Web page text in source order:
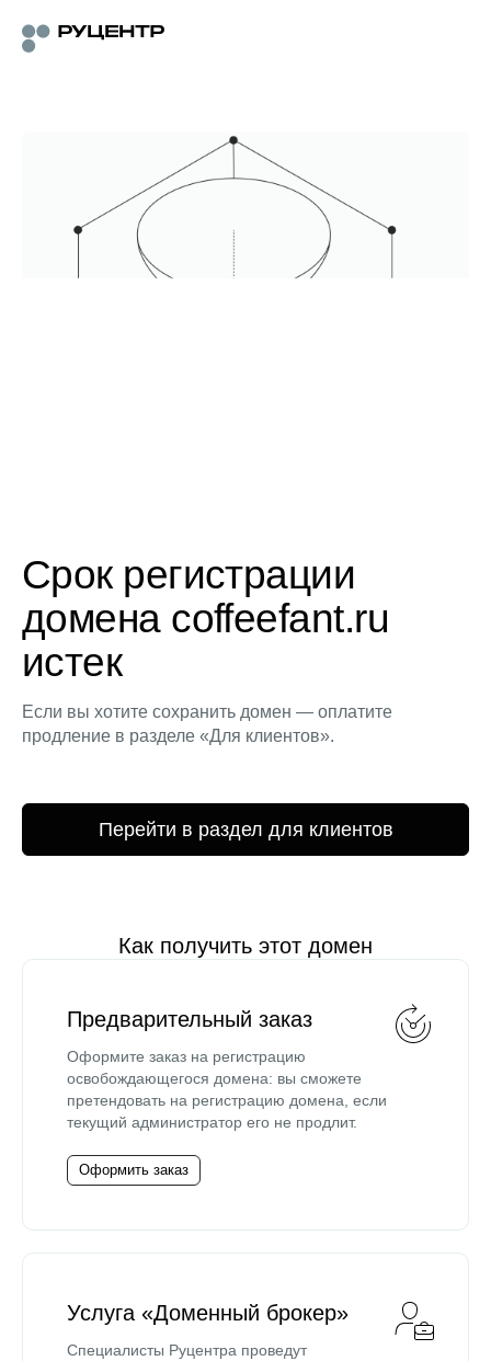
Срок регистрации
домена coffeefant.ru
истек
Если вы хотите сохранить домен — оплатите
продление в разделе «Для клиентов».
Перейти в раздел для клиентов
Как получить этот домен
Предварительный заказ
Оформите заказ на регистрацию
освобождающегося домена: вы сможете
претендовать на регистрацию домена, если
текущий администратор его не продлит.
Оформить заказ
Услуга «Доменный брокер»
Специалисты Руцентра проведут